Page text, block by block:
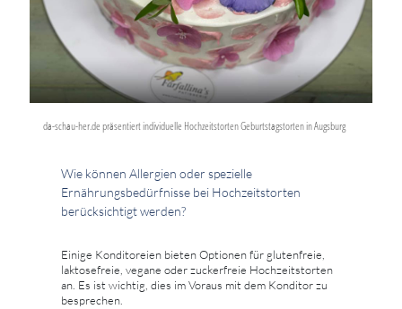
da-schau-her.de präsentiert individuelle Hochzeitstorten Geburtstagstorten in Augsburg
Wie können Allergien oder spezielle
Ernährungsbedürfnisse bei Hochzeitstorten
berücksichtigt werden?
Einige Konditoreien bieten Optionen für glutenfreie,
laktosefreie, vegane oder zuckerfreie Hochzeitstorten
an. Es ist wichtig, dies im Voraus mit dem Konditor zu
besprechen.